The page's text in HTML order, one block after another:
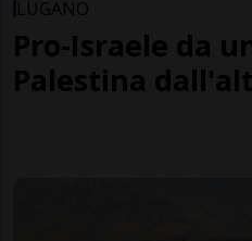
LUGANO
Pro-Israele da
Palestina